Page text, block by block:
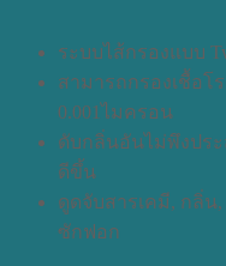
ระบบไส้กรองแบบ
สามารถกรองเชื้อโ
0.001ไมครอน
ดับกลิ่นอันไม่พึงปร
ดีขึ้น
ดูดจับสารเคมี, กลิ่น
ซักฟอก